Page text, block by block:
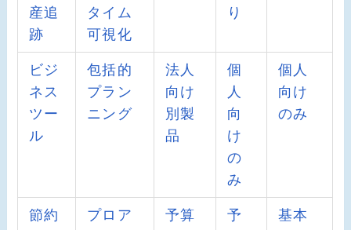
産追
跡
タイム
可視化
り
ビジ
ネス
ツー
ル
包括的
プラン
ニング
法人
向け
別製
品
個
人
向
け
の
み
個人
向け
のみ
節約
プロア
予算
予
基本